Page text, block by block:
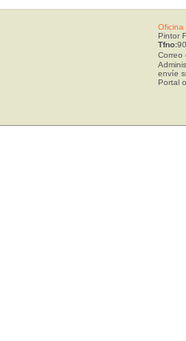
Oficina
Pintor
Tfno:
Correo
envíe
Portal